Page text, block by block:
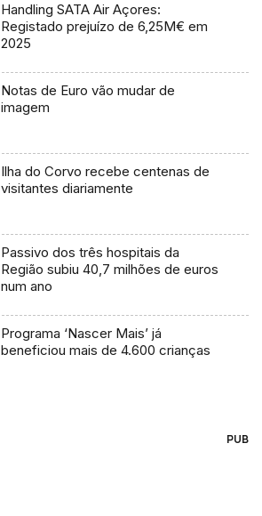
Handling SATA Air Açores:
Registado prejuízo de 6,25M€ em
2025
Notas de Euro vão mudar de
imagem
Ilha do Corvo recebe centenas de
visitantes diariamente
Passivo dos três hospitais da
Região subiu 40,7 milhões de euros
num ano
Programa ‘Nascer Mais’ já
beneficiou mais de 4.600 crianças
PUB